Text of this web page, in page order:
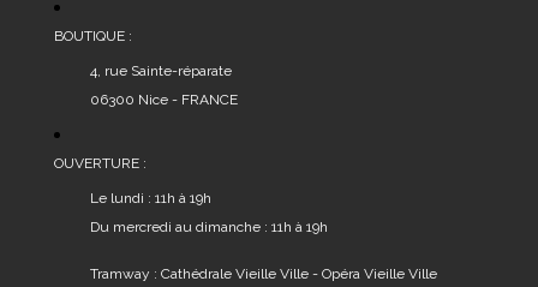
produit
BOUTIQUE :
4, rue Sainte-réparate
06300 Nice - FRANCE
OUVERTURE :
Le lundi : 11h à 19h
Du mercredi au dimanche : 11h à 19h
Tramway : Cathédrale Vieille Ville - Opéra Vieille Ville